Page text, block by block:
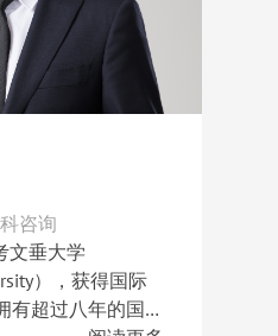
纳姆女子中学
College）、博
School），加
Upper Canada
、爱普比学院
），以及瑞士萝实
）、艾格隆学
）等世界知名学
帮助学生找到最适
，实现学术与个人
校（Milton
斯威尔学校（The
）、撒切尔学
School）、米德尔
School）、鲁
Loomis Chaffee
（Fay
（Eaglebrook
学（Eton
特公学
咨询
文垂大学
），获得国际
有超过八年的国际